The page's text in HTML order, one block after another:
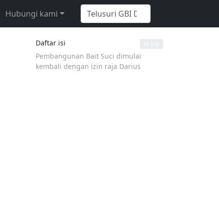
Hubungi kami
Daftar isi
Pembangunan Bait Suci dimulai
kembali dengan izin raja Darius